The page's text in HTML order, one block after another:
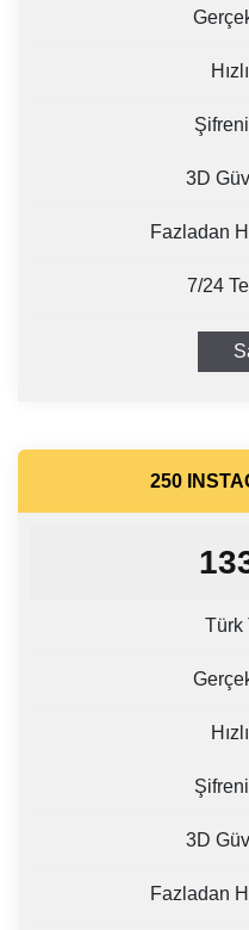
3D
Fazladan
7/24
250
Türk
3D
Fazladan